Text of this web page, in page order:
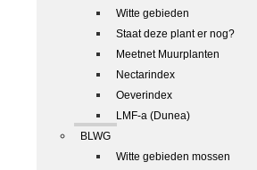
Witte gebieden
Staat deze plant er nog?
Meetnet Muurplanten
Nectarindex
Oeverindex
LMF-a (Dunea)
BLWG
Witte gebieden mossen